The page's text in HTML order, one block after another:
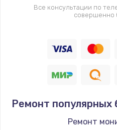
2500
Замена
Установка
725
Все консультации по
совершенно
Ремонт популярных
Ремонт